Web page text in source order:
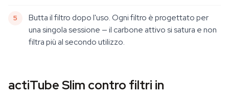
Butta il filtro dopo l'uso. Ogni filtro è progettato per
una singola sessione — il carbone attivo si satura e non
filtra più al secondo utilizzo.
actiTube Slim contro filtri in